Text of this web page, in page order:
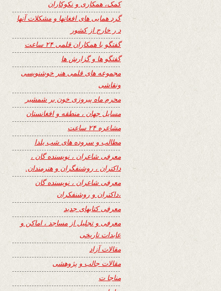
کمک، همکاری و نکوکاران
گرد همایی های افغانها و مشکلات آنها
د ر خارج از کشور
گفتگو با همکاران قلمی ۲۴ ساعت
گفتگو ها و گزارش ها
مجموعه های قلمی هنر خوشنویسی
ونقاشی
محرم ماه پیروزی خون بر شمشیر
مسایل جهان ، منطقه و افغانستان
مشاعره ۲۴ ساعت
مطالب و سروده های شب یلدا
معرفی شاعران ، نویسنده گان ،
داکتران ، روشنفگران و هنرمندان.
معرفی شاعران ، نویسنده گان
،داکتران و روشنفکران
معرفی کتابهای جدید
معرفی و تجلیل از مساجد ، اماکن و
عابدات تاریخی
مقالات آزاد
مقالات جالب و پژوهشی
مناجا ت